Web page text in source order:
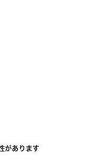
があります